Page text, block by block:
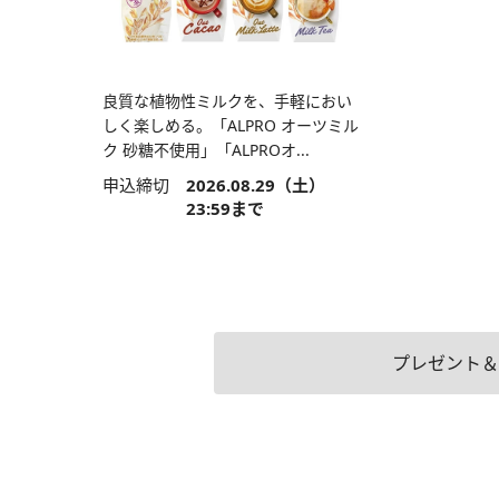
良質な植物性ミルクを、手軽におい
しく楽しめる。「ALPRO オーツミル
ク 砂糖不使用」「ALPROオ...
申込締切 2026.08.29（土）
23:59まで
プレゼント